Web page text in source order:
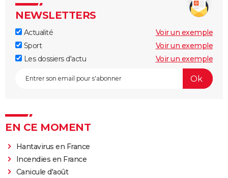
NEWSLETTERS
Actualité
Voir un exemple
Sport
Voir un exemple
Les dossiers d'actu
Voir un exemple
EN CE MOMENT
Hantavirus en France
Incendies en France
Canicule d'août